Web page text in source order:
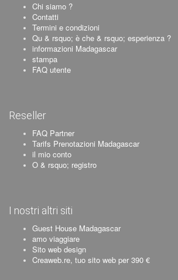
Chi siamo ?
Contatti
Termini e condizioni
Qu & rsquo; è che & rsquo; esperienza ?
informazioni Madagascar
stampa
FAQ utente
Reseller
FAQ Partner
Tarifs Prenotazioni Madagascar
il mio conto
O & rsquo; registro
I nostri altri siti
Guest House Madagascar
amo viaggiare
Sito web design
Creaweb.re, tuo sito web per 390 €